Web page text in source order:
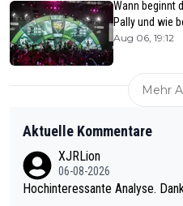
Wann beginnt
Pally und wie
Aug 06, 19:12
Mehr
Aktuelle Kommentare
XJRLion
06-08-2026
Hochinteressante Analyse.